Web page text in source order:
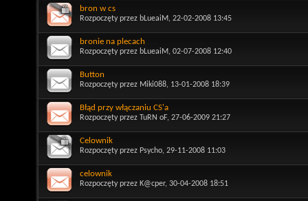
bron w cs
Rozpoczęty przez bLueaiM, 22-02-2008 13:45
bronie na plecach
Rozpoczęty przez bLueaiM, 02-07-2008 12:40
Button
Rozpoczęty przez Miki088, 13-01-2008 18:39
Błąd przy włączaniu CS'a
Rozpoczęty przez TuRN oF, 27-06-2009 21:27
Celownik
Rozpoczęty przez Psycho, 29-11-2008 11:03
celownik
Rozpoczęty przez K@cper, 30-04-2008 18:51